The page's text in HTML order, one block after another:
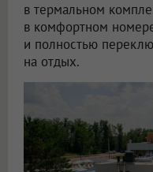
в термальном
в комфортном
и полностью
на отдых.